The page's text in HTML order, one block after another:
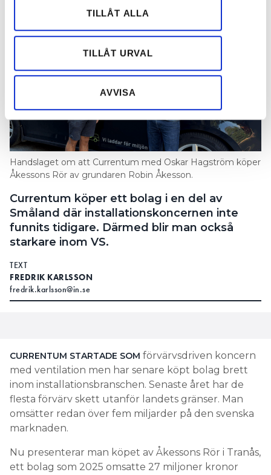
vidarebefordrar även sådana identifierare och annan
annons- och analysföretag som vi samarbetar med.
Dessa kan i sin tur kombinera informationen med annan
samlat in när du har använt deras tjänster.
TILLÅT ALLA
TILLÅT URVAL
AVVISA
Handslaget om att Currentum med Oskar Hagström köper
Åkessons Rör av grundaren Robin Åkesson.
Currentum köper ett bolag i en del av
Småland där installationskoncernen inte
funnits tidigare. Därmed blir man också
starkare inom VS.
TEXT
FREDRIK KARLSSON
fredrik.karlsson@in.se
CURRENTUM STARTADE SOM förvärvsdriven koncern
med ventilation men har senare köpt bolag brett
inom installationsbranschen. Senaste året har de
flesta förvärv skett utanför landets gränser. Man
omsätter redan över fem miljarder på den svenska
marknaden.
Nu presenterar man köpet av Åkessons Rör i Tranås,
ett bolag som 2025 omsatte 27 miljoner kronor